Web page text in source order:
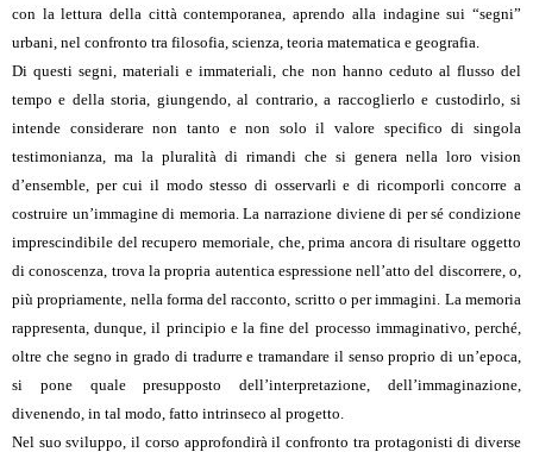
con la lettura della città contemporanea, aprendo alla indagine sui “segni”
urbani, nel confronto tra filosofia, scienza, teoria matematica e geografia.
Di questi segni, materiali e immateriali, che non hanno ceduto al flusso del
tempo e della storia, giungendo, al contrario, a raccoglierlo e custodirlo, si
intende considerare non tanto e non solo il valore specifico di singola
testimonianza, ma la pluralità di rimandi che si genera nella loro vision
d’ensemble, per cui il modo stesso di osservarli e di ricomporli concorre a
costruire un’immagine di memoria. La narrazione diviene di per sé condizione
imprescindibile del recupero memoriale, che, prima ancora di risultare oggetto
di conoscenza, trova la propria autentica espressione nell’atto del discorrere, o,
più propriamente, nella forma del racconto, scritto o per immagini. La memoria
rappresenta, dunque, il principio e la fine del processo immaginativo, perché,
oltre che segno in grado di tradurre e tramandare il senso proprio di un’epoca,
si pone quale presupposto dell’interpretazione, dell’immaginazione,
divenendo, in tal modo, fatto intrinseco al progetto.
Nel suo sviluppo, il corso approfondirà il confronto tra protagonisti di diverse